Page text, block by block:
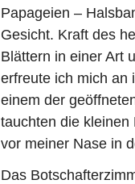
Papageien –
Gesicht. Kraft des
Blättern in einer Art
erfreute ich mich an
einem der
tauchten die
vor meiner Nase in
Das